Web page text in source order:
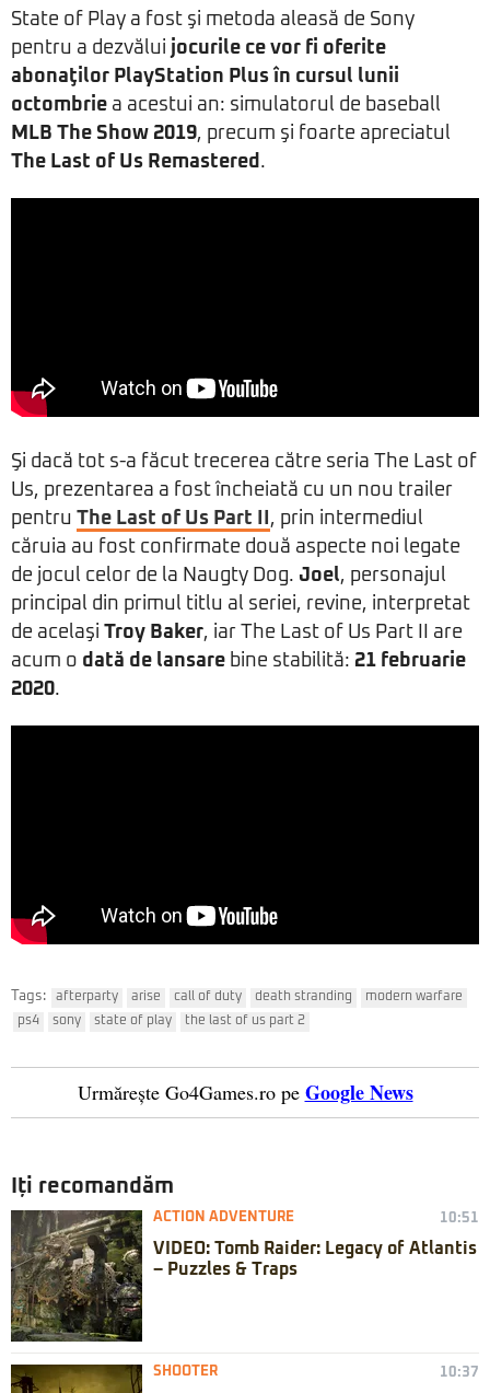
State of Play a fost şi metoda aleasă de Sony
pentru a dezvălui jocurile ce vor fi oferite
abonaţilor PlayStation Plus în cursul lunii
octombrie a acestui an: simulatorul de baseball
MLB The Show 2019, precum şi foarte apreciatul
The Last of Us Remastered .
Şi dacă tot s-a făcut trecerea către seria The Last of
Us, prezentarea a fost încheiată cu un nou trailer
pentru The Last of Us Part II , prin intermediul
căruia au fost confirmate două aspecte noi legate
de jocul celor de la Naugty Dog. Joel, personajul
principal din primul titlu al seriei, revine, interpretat
de acelaşi Troy Baker, iar The Last of Us Part II are
acum o dată de lansare bine stabilită: 21 februarie
2020.
Tags: afterparty arise call of duty death stranding
modern warfare
ps4
sony state of play the last of us part 2
Urmărește Go4Games.ro pe Google News
Iți recomandăm
ACTION ADVENTURE 10:51
VIDEO: Tomb Raider: Legacy of Atlantis
– Puzzles & Traps
SHOOTER 10:37